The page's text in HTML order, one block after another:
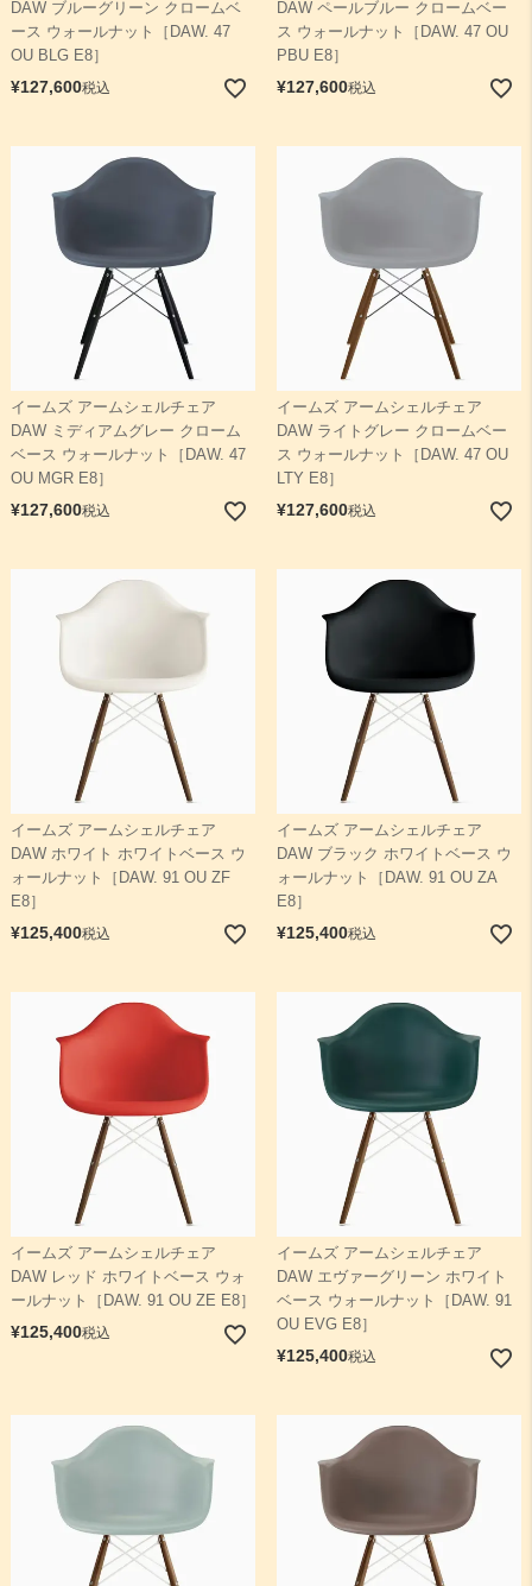
DAW ブルーグリーン クロームベ
ース ウォールナット［DAW. 47
OU BLG E8］
¥127,600税込
DAW ペールブルー クロームベー
ス ウォールナット［DAW. 47 OU
PBU E8］
¥127,600税込
イームズ アームシェルチェア
DAW ミディアムグレー クローム
ベース ウォールナット［DAW. 47
OU MGR E8］
¥127,600税込
イームズ アームシェルチェア
DAW ライトグレー クロームベー
ス ウォールナット［DAW. 47 OU
LTY E8］
¥127,600税込
イームズ アームシェルチェア
DAW ホワイト ホワイトベース ウ
ォールナット［DAW. 91 OU ZF
E8］
¥125,400税込
イームズ アームシェルチェア
DAW ブラック ホワイトベース ウ
ォールナット［DAW. 91 OU ZA
E8］
¥125,400税込
イームズ アームシェルチェア
DAW レッド ホワイトベース ウォ
ールナット［DAW. 91 OU ZE E8］
¥125,400税込
イームズ アームシェルチェア
DAW エヴァーグリーン ホワイト
ベース ウォールナット［DAW. 91
OU EVG E8］
¥125,400税込